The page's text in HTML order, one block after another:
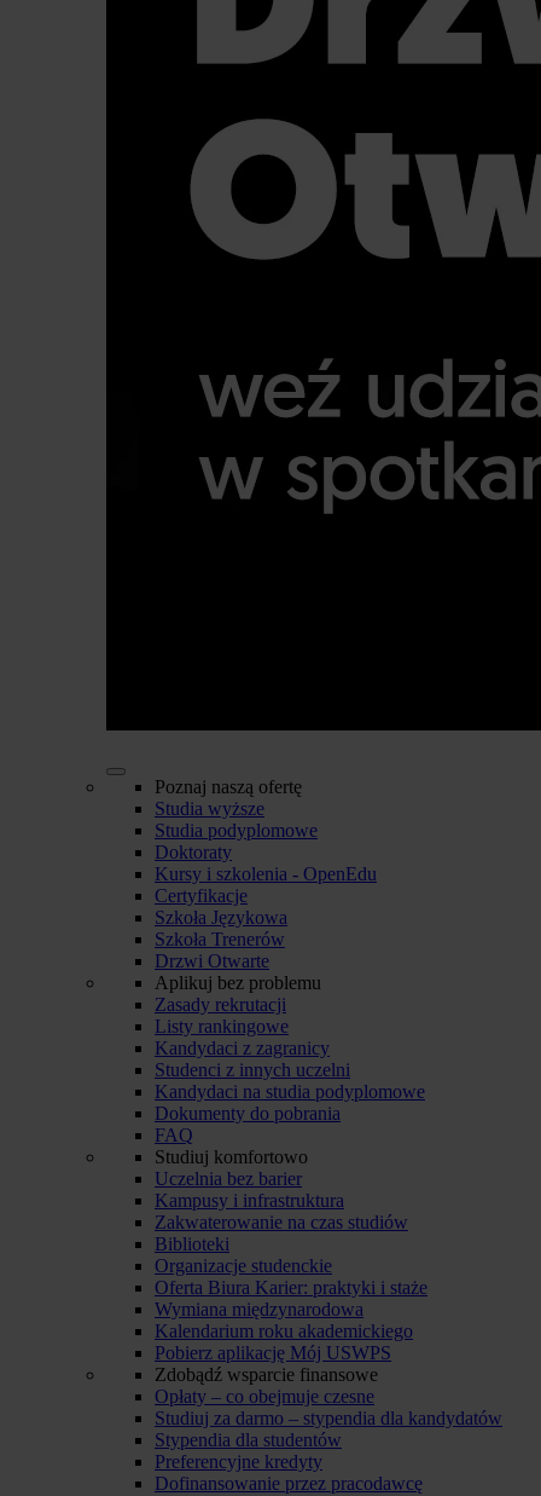
Poznaj naszą ofertę
Studia wyższe
Studia podyplomowe
Doktoraty
Kursy i szkolenia - OpenEdu
Certyfikacje
Szkoła Językowa
Szkoła Trenerów
Drzwi Otwarte
Aplikuj bez problemu
Zasady rekrutacji
Listy rankingowe
Kandydaci z zagranicy
Studenci z innych uczelni
Kandydaci na studia podyplomowe
Dokumenty do pobrania
FAQ
Studiuj komfortowo
Uczelnia bez barier
Kampusy i infrastruktura
Zakwaterowanie na czas studiów
Biblioteki
Organizacje studenckie
Oferta Biura Karier: praktyki i staże
Wymiana międzynarodowa
Kalendarium roku akademickiego
Pobierz aplikację Mój USWPS
Zdobądź wsparcie finansowe
Opłaty – co obejmuje czesne
Studiuj za darmo – stypendia dla kandydatów
Stypendia dla studentów
Preferencyjne kredyty
Dofinansowanie przez pracodawcę